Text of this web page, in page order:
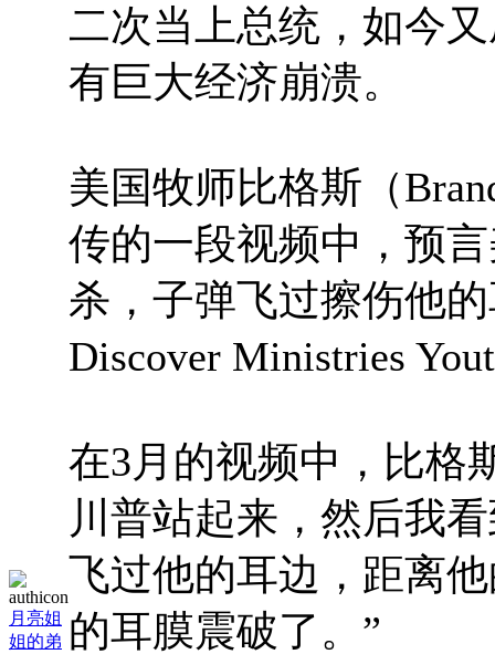
月亮姐
姐的弟
二次当上总统，如今
有巨大经济崩溃。
美国牧师比格斯（
传的一段视频中，预
杀，子弹飞过擦伤他
Discover Ministries
在3月的视频中，比格
川普站起来，然后我
飞过他的耳边，距离
的耳膜震破了。”